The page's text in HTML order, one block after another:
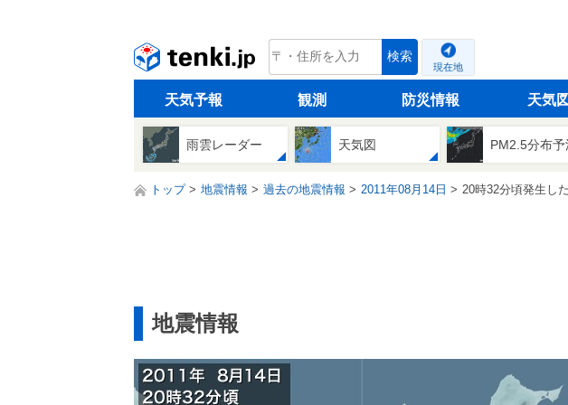
tenki.jp 検索
現在地
天気予報 観測 防災情報 天気図
雨雲レーダー 天気図 PM2.5分布予
トップ 地震情報 過去の地震情報 2011年08月14日 20時32分頃発生し
地震情報